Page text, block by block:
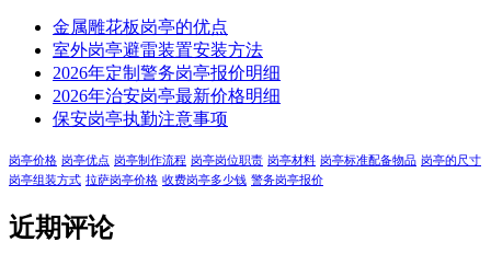
金属雕花板岗亭的优点
室外岗亭避雷装置安装方法
2026年定制警务岗亭报价明细
2026年治安岗亭最新价格明细
保安岗亭执勤注意事项
岗亭价格 岗亭优点 岗亭制作流程 岗亭岗位职责 岗亭材料 岗亭标准配备物品 岗亭的尺寸
岗亭组装方式 拉萨岗亭价格 收费岗亭多少钱 警务岗亭报价
近期评论